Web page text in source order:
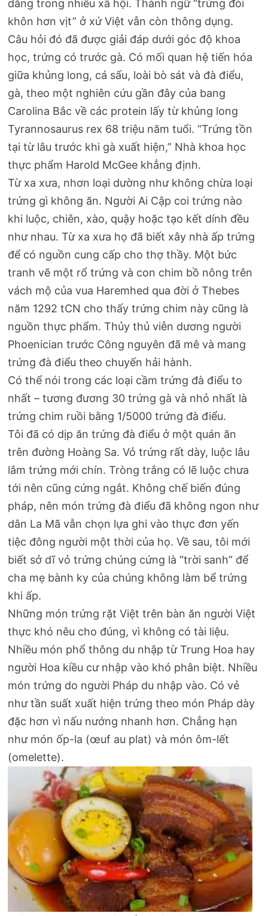
dẳng trong nhiều xã hội. Thành ngữ “trứng đòi
khôn hơn vịt” ở xứ Việt vẫn còn thông dụng.
Câu hỏi đó đã được giải đáp dưới góc độ khoa
học, trứng có trước gà. Có mối quan hệ tiến hóa
giữa khủng long, cá sấu, loài bò sát và đà điểu,
gà, theo một nghiên cứu gần đây của bang
Carolina Bắc về các protein lấy từ khủng long
Tyrannosaurus rex 68 triệu năm tuổi. “Trứng tồn
tại từ lâu trước khi gà xuất hiện,” Nhà khoa học
thực phẩm Harold McGee khẳng định.
Từ xa xưa, nhơn loại dường như không chừa loại
trứng gì không ăn. Người Ai Cập coi trứng nào
khi luộc, chiên, xào, quậy hoặc tạo kết dính đều
như nhau. Từ xa xưa họ đã biết xây nhà ấp trứng
để có nguồn cung cấp cho thợ thầy. Một bức
tranh vẽ một rổ trứng và con chim bồ nông trên
vách mộ của vua Haremhed qua đời ở Thebes
năm 1292 tCN cho thấy trứng chim này cũng là
nguồn thực phẩm. Thủy thủ viễn dương người
Phoenician trước Công nguyên đã mê và mang
trứng đà điểu theo chuyến hải hành.
Có thể nói trong các loại cầm trứng đà điểu to
nhất – tương đương 30 trứng gà và nhỏ nhất là
trứng chim ruồi bằng 1/5000 trứng đà điểu.
Tôi đã có dịp ăn trứng đà điểu ở một quán ăn
trên đường Hoàng Sa. Vỏ trứng rất dày, luộc lâu
lắm trứng mới chín. Tròng trắng có lẽ luộc chưa
tới nên cũng cứng ngắt. Không chế biến đúng
pháp, nên món trứng đà điểu đã không ngon như
dân La Mã vẫn chọn lựa ghi vào thực đơn yến
tiệc đông người một thời của họ. Về sau, tôi mới
biết sở dĩ vỏ trứng chúng cứng là “trời sanh” để
cha mẹ bành ky của chúng không làm bể trứng
khi ấp.
Những món trứng rặt Việt trên bàn ăn người Việt
thực khó nêu cho đúng, vì không có tài liệu.
Nhiều món phổ thông du nhập từ Trung Hoa hay
người Hoa kiều cư nhập vào khó phân biệt. Nhiều
món trứng do người Pháp du nhập vào. Có vẻ
như tần suất xuất hiện trứng theo món Pháp dày
đặc hơn vì nấu nướng nhanh hơn. Chẳng hạn
như món ốp-la (œuf au plat) và món ôm-lết
(omelette).